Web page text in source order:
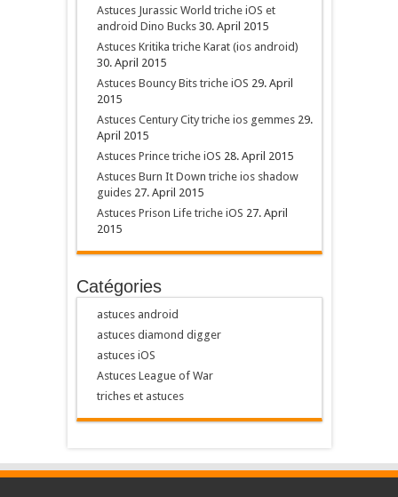
Astuces Jurassic World triche iOS et
android Dino Bucks 30. April 2015
Astuces Kritika triche Karat (ios android)
30. April 2015
Astuces Bouncy Bits triche iOS 29. April
2015
Astuces Century City triche ios gemmes 29.
April 2015
Astuces Prince triche iOS 28. April 2015
Astuces Burn It Down triche ios shadow
guides 27. April 2015
Astuces Prison Life triche iOS 27. April
2015
Catégories
astuces android
astuces diamond digger
astuces iOS
Astuces League of War
triches et astuces